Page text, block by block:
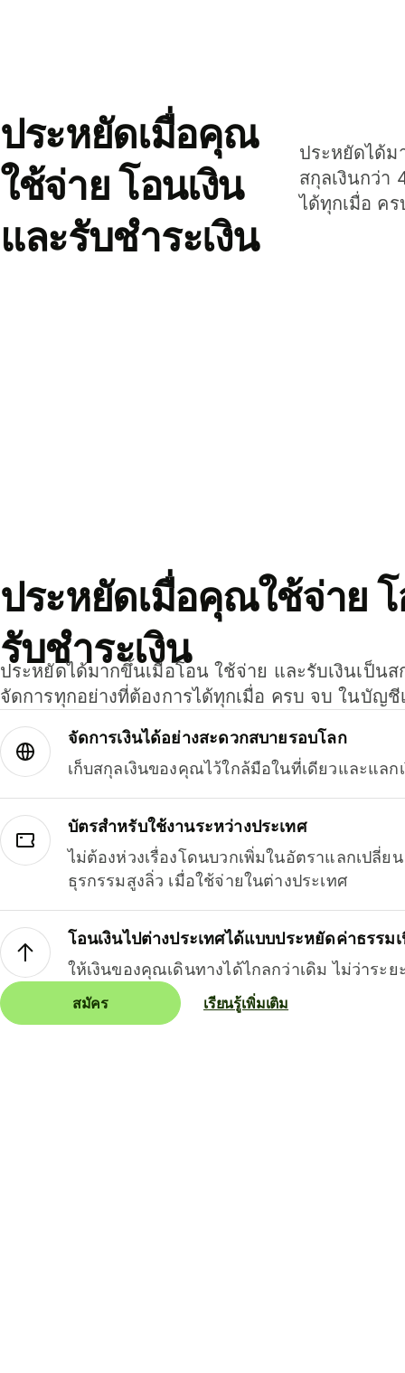
ประหยัดเมื่อคุณ
ใช้จ่าย โอนเงิน
และรับชำระเงิน
ประหยัดได้ม
สกุลเงินกว่า
ได้ทุกเมื่อ ค
ประหยัดเมื่อคุณใช้จ่าย โ
รับชำระเงิน
ประหยัดได้มากขึ้นเมื่อโอน ใช้จ่าย และรับเงินเป็น
จัดการทุกอย่างที่ต้องการได้ทุกเมื่อ ครบ จบ ในบัญชี
จัดการเงินได้อย่างสะดวกสบายรอบโลก
เก็บสกุลเงินของคุณไว้ใกล้มือในที่เดียวและแลก
บัตรสำหรับใช้งานระหว่างประเทศ
ไม่ต้องห่วงเรื่องโดนบวกเพิ่มในอัตราแลกเปลี่ย
ธุรกรรมสูงลิ่ว เมื่อใช้จ่ายในต่างประเทศ
โอนเงินไปต่างประเทศได้แบบประหยัดค่าธรรม
ให้เงินของคุณเดินทางได้ไกลกว่าเดิม ไม่ว่าระย
สมัคร เรียนรู้เพิ่มเติม